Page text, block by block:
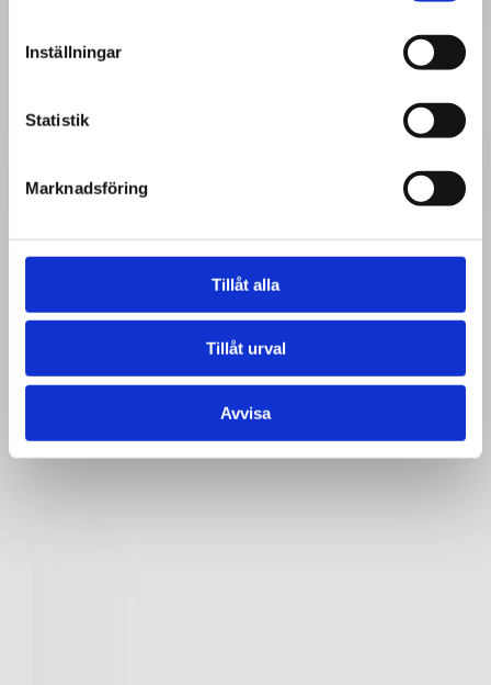
Inställningar
Statistik
Marknadsföring
Tillåt alla
Tillåt urval
Avvisa